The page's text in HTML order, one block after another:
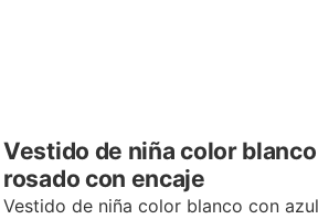
Vestido de niña color
rosado con encaje
Vestido de niña color blanco con